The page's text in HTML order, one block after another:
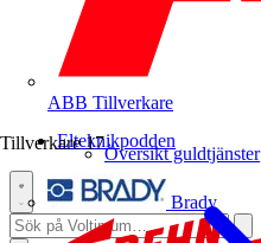
ABB Tillverkare
Tillverkare 17
Brady
Översikt guldtjänster
Elteknikpodden